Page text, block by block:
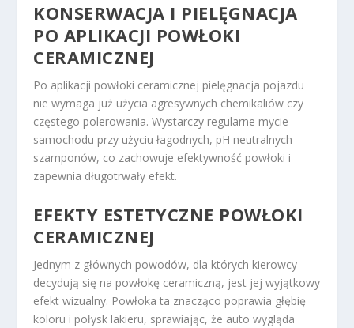
KONSERWACJA I PIELĘGNACJA
PO APLIKACJI POWŁOKI
CERAMICZNEJ
Po aplikacji powłoki ceramicznej pielęgnacja pojazdu
nie wymaga już użycia agresywnych chemikaliów czy
częstego polerowania. Wystarczy regularne mycie
samochodu przy użyciu łagodnych, pH neutralnych
szamponów, co zachowuje efektywność powłoki i
zapewnia długotrwały efekt.
EFEKTY ESTETYCZNE POWŁOKI
CERAMICZNEJ
Jednym z głównych powodów, dla których kierowcy
decydują się na powłokę ceramiczną, jest jej wyjątkowy
efekt wizualny. Powłoka ta znacząco poprawia głębię
koloru i połysk lakieru, sprawiając, że auto wygląda